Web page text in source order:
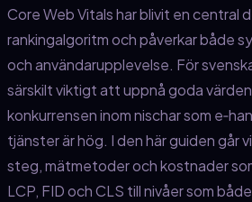
Core Web Vitals har blivit en central
rankingalgoritm och påverkar både
och användarupplevelse. För
särskilt viktigt att uppnå goda
konkurrensen inom nischar som
tjänster är hög. I den här guiden går
steg, mätmetoder och kostnader
LCP, FID och CLS till nivåer som